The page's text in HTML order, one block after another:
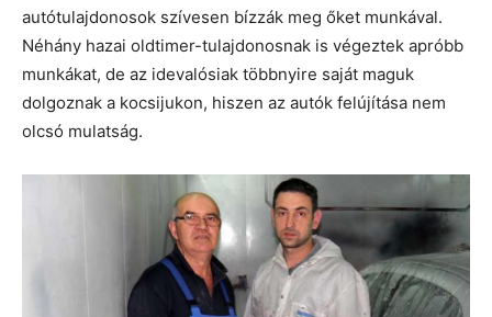
autótulajdonosok szívesen bízzák meg őket munkával.
Néhány hazai oldtimer-tulajdonosnak is végeztek apróbb
munkákat, de az idevalósiak többnyire saját maguk
dolgoznak a kocsijukon, hiszen az autók felújítása nem
olcsó mulatság.